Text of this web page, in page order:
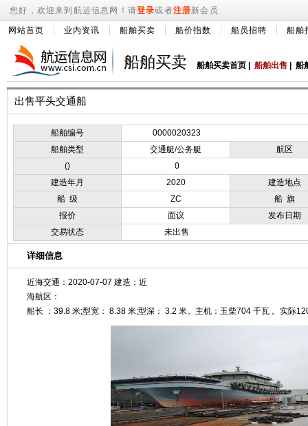
您好，欢迎来到航运信息网！请登录或者注册新会员
网站首页 业内资讯 船舶买卖 船价指数 船员招聘 船舶
船舶买卖 船舶买卖首页 船舶出售 船
出售平头交通船
船舶编号
0000020323
船舶类型
交通艇/公务艇
航区
()
0
建造年月
2020
建造地点
船 级
ZC
船 旗
报价
面议
发布日期
交易状态
未出售
详细信息
近海交通：2020-07-07 建造：近
海航区：
船长 ：39.8 米;型宽： 8.38 米;型深： 3.2 米。主机：玉柴704 千瓦 。实际